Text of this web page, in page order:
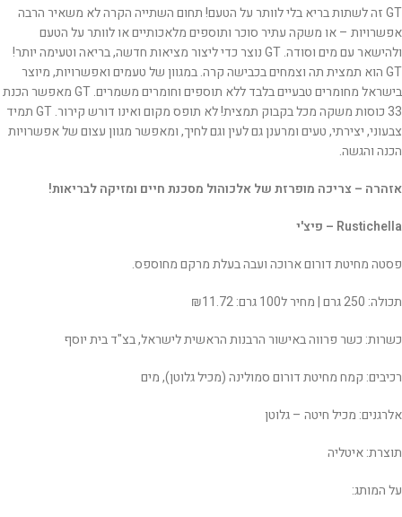
GT זה לשתות בריא בלי לוותר על הטעם! תחום השתייה הקרה לא משאיר הרבה
אפשרויות – או משקה עתיר סוכר ותוספים מלאכותיים או לוותר על הטעם
ולהישאר עם מים וסודה. GT נוצר כדי ליצור מציאות חדשה, בריאה וטעימה יותר!
GT הוא תמצית תה וצמחים בכבישה קרה. במגוון של טעמים ואפשרויות, מיוצר
בישראל מחומרים טבעיים בלבד ללא תוספים וחומרים משמרים.GTמאפשר הכנת
33 כוסות משקה מכל בקבוק תמצית! לא תופס מקום ואינו דורש קירור. GT תמיד
צבעוני, יצירתי, טעים ומרענן גם לעין וגם לחיך, ומאפשר מגוון עצום של אפשרויות
הכנה והגשה.
אזהרה – צריכה מופרזת של אלכוהול מסכנת חיים ומזיקה לבריאות!
Rustichella – פיצ'י
פסטה מחיטת דורום ארוכה ועבה בעלת מרקם מחוספס.
תכולה: 250 גרם | מחיר ל100 גרם: ₪11.72
כשרות: כשר פרווה באישור הרבנות הראשית לישראל, בצ"ד בית יוסף
רכיבים: קמח מחיטת דורום סמולינה (מכיל גלוטן), מים
אלרגנים: מכיל חיטה – גלוטן
תוצרת: איטליה
על המותג: